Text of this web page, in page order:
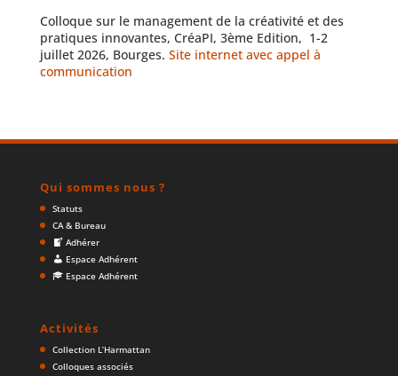
Colloque sur le management de la créativité et des
pratiques innovantes, CréaPI, 3ème Edition, 1-2
juillet 2026, Bourges. Site internet avec appel à
communication
Qui sommes nous ?
Statuts
CA & Bureau
Adhérer
Espace Adhérent
Espace Adhérent
Activités
Collection L’Harmattan
Colloques associés